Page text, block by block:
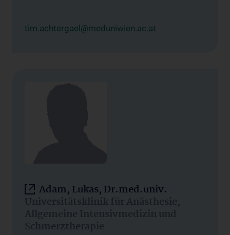
tim.achtergael@meduniwien.ac.at
Adam, Lukas, Dr.med.univ.
Universitätsklinik für Anästhesie,
Allgemeine Intensivmedizin und
Schmerztherapie